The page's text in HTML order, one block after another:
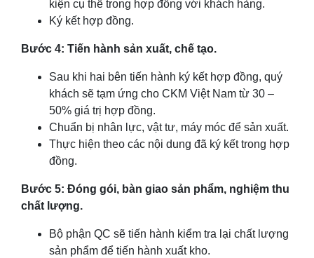
kiện cụ thể trong hợp đồng với khách hàng.
Ký kết hợp đồng.
Bước 4: Tiến hành sản xuất, chế tạo.
Sau khi hai bên tiến hành ký kết hợp đồng, quý
khách sẽ tạm ứng cho CKM Việt Nam từ 30 –
50% giá trị hợp đồng.
Chuẩn bị nhân lực, vật tư, máy móc để sản xuất.
Thực hiện theo các nội dung đã ký kết trong hợp
đồng.
Bước 5: Đóng gói, bàn giao sản phẩm, nghiệm thu
chất lượng.
Bộ phận QC sẽ tiến hành kiểm tra lại chất lượng
sản phẩm để tiến hành xuất kho.